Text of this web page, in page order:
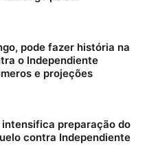
pode fazer história na
o Independiente
e projeções
intensifica preparação do
contra Independiente